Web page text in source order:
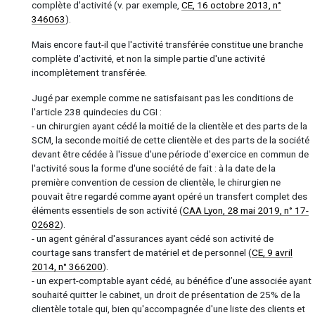
complète d'activité (v. par exemple, CE, 16 octobre 2013, n°
346063).
Mais encore faut-il que l'activité transférée constitue une branche
complète d'activité, et non la simple partie d'une activité
incomplètement transférée.
Jugé par exemple comme ne satisfaisant pas les conditions de
l'article 238 quindecies du CGI :
- un chirurgien ayant cédé la moitié de la clientèle et des parts de la
SCM, la seconde moitié de cette clientèle et des parts de la société
devant être cédée à l'issue d'une période d'exercice en commun de
l'activité sous la forme d'une société de fait : à la date de la
première convention de cession de clientèle, le chirurgien ne
pouvait être regardé comme ayant opéré un transfert complet des
éléments essentiels de son activité (CAA Lyon, 28 mai 2019, n° 17-
02682).
- un agent général d'assurances ayant cédé son activité de
courtage sans transfert de matériel et de personnel (CE, 9 avril
2014, n° 366200).
- un expert-comptable ayant cédé, au bénéfice d’une associée ayant
souhaité quitter le cabinet, un droit de présentation de 25% de la
clientèle totale qui, bien qu'accompagnée d'une liste des clients et